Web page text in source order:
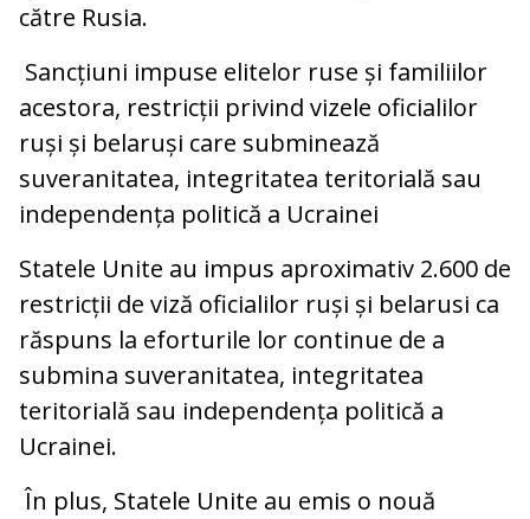
către Rusia.
Sancțiuni impuse elitelor ruse și familiilor
acestora, restricții privind vizele oficialilor
ruși și belaruși care subminează
suveranitatea, integritatea teritorială sau
independența politică a Ucrainei
Statele Unite au impus aproximativ 2.600 de
restricții de viză oficialilor ruși și belarusi ca
răspuns la eforturile lor continue de a
submina suveranitatea, integritatea
teritorială sau independența politică a
Ucrainei.
În plus, Statele Unite au emis o nouă